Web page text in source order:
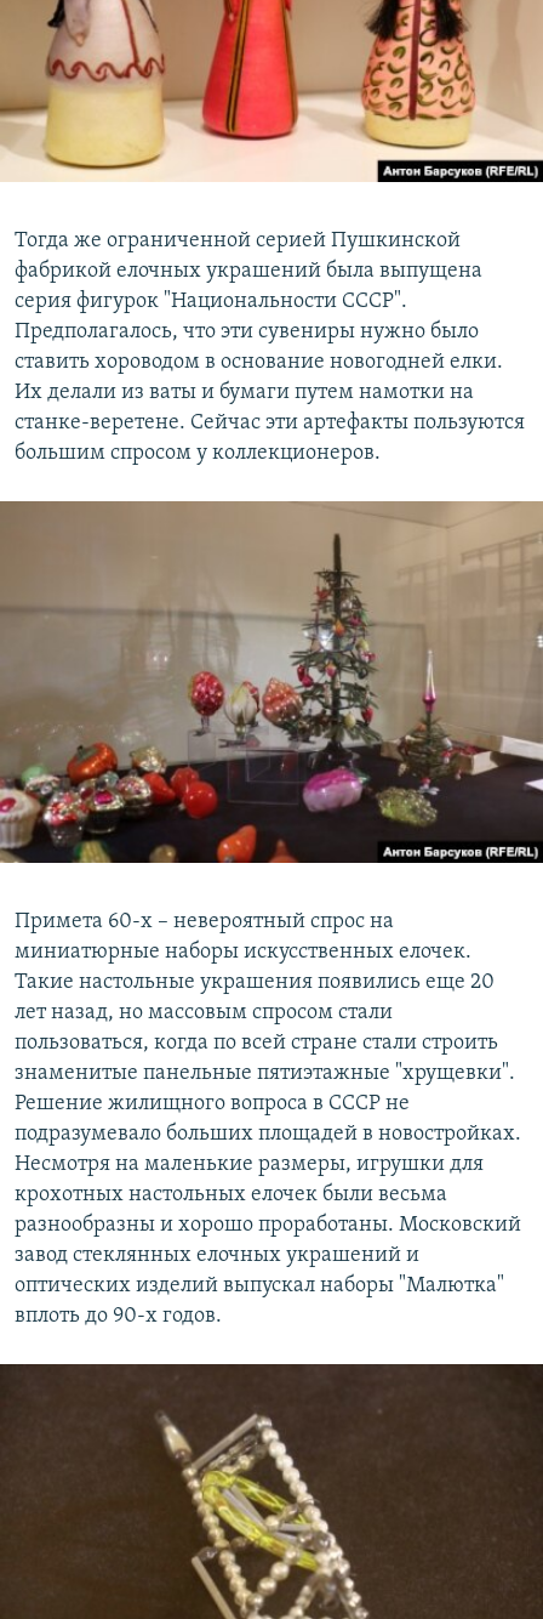
Тогда же ограниченной серией Пушкинской
фабрикой елочных украшений была выпущена
серия фигурок "Национальности СССР".
Предполагалось, что эти сувениры нужно было
ставить хороводом в основание новогодней елки.
Их делали из ваты и бумаги путем намотки на
станке-веретене. Сейчас эти артефакты пользуются
большим спросом у коллекционеров.
Примета 60-х – невероятный спрос на
миниатюрные наборы искусственных елочек.
Такие настольные украшения появились еще 20
лет назад, но массовым спросом стали
пользоваться, когда по всей стране стали строить
знаменитые панельные пятиэтажные "хрущевки".
Решение жилищного вопроса в СССР не
подразумевало больших площадей в новостройках.
Несмотря на маленькие размеры, игрушки для
крохотных настольных елочек были весьма
разнообразны и хорошо проработаны. Московский
завод стеклянных елочных украшений и
оптических изделий выпускал наборы "Малютка"
вплоть до 90-х годов.